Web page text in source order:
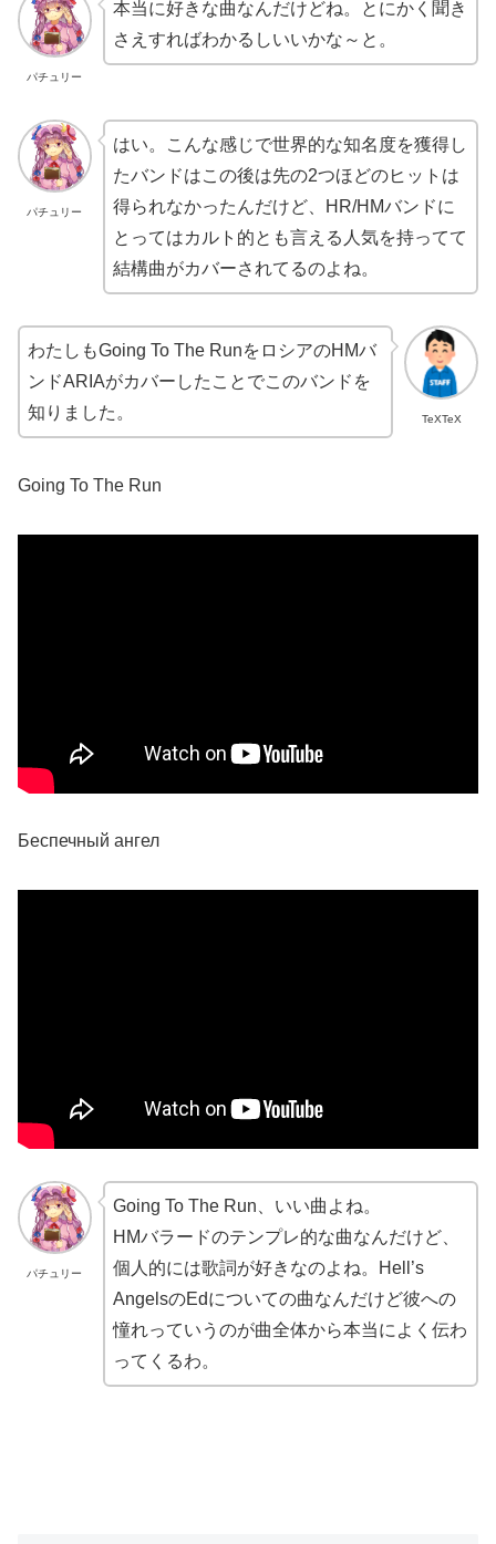
パチュリー
本当に好きな曲なんだけどね。とにかく聞き
さえすればわかるしいいかな～と。
パチュリー
はい。こんな感じで世界的な知名度を獲得し
たバンドはこの後は先の2つほどのヒットは
得られなかったんだけど、HR/HMバンドに
とってはカルト的とも言える人気を持ってて
結構曲がカバーされてるのよね。
TeXTeX
わたしもGoing To The RunをロシアのHMバ
ンドARIAがカバーしたことでこのバンドを
知りました。
Going To The Run
Беспечный ангел
パチュリー
Going To The Run、いい曲よね。
HMバラードのテンプレ的な曲なんだけど、
個人的には歌詞が好きなのよね。Hell’s
AngelsのEdについての曲なんだけど彼への
憧れっていうのが曲全体から本当によく伝わ
ってくるわ。